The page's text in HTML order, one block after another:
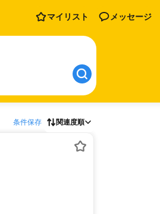
マイリスト メッセージ
条件保存 関連度順